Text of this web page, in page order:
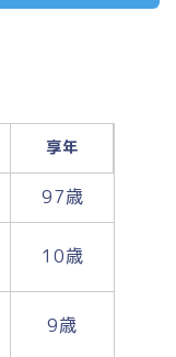
享年
97歳
10歳
9歳